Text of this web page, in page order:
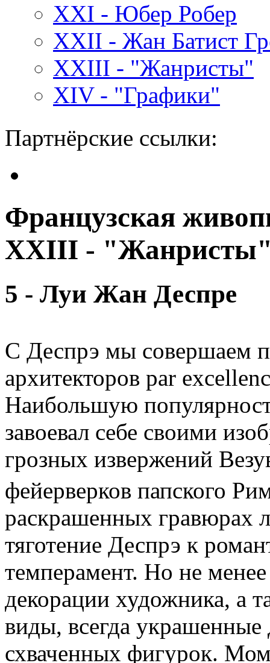
XXI - Юбер Робер
XXII - Жан Батист
XXIII - "Жанристы"
XIV - "Графики"
Партнёрские ссылки:
Французская
XXIII -
5 - Луи Жан Деспре
С Деспрэ мы совершаем
архитекторов par
Наибольшую
завоевал себе своими
грозных извержений
фейервер­ков папского
раскрашенных гравюрах
тяготение Деспрэ к
темперамент. Но не
декорации худож­ника, а
виды, всегда украшенные
схваченных фигурок.